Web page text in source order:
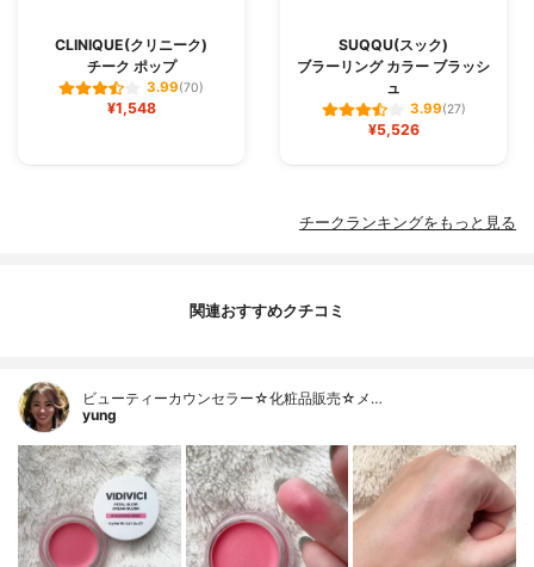
CLINIQUE(クリニーク)
チーク ポップ
3.99(70)
¥1,548
SUQQU(スック)
ブラーリング カラー ブラッシ
ュ
3.99(27)
¥5,526
チークランキングをもっと見る
関連おすすめクチコミ
ビューティーカウンセラー☆化粧品販売☆メ…
yung